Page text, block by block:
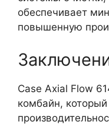
обеспечивает
повышенную
Case Axial Flow
комбайн,